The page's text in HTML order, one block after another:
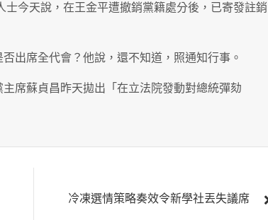
今天說，在王金平遭撤銷黨籍處分後，已寄發註銷
出席全代會？他說，還不知道，照通知行事。
席蘇貞昌昨天拋出「在立法院發動對總統彈劾
冷凍選情策略奏效令新學社丟失議席